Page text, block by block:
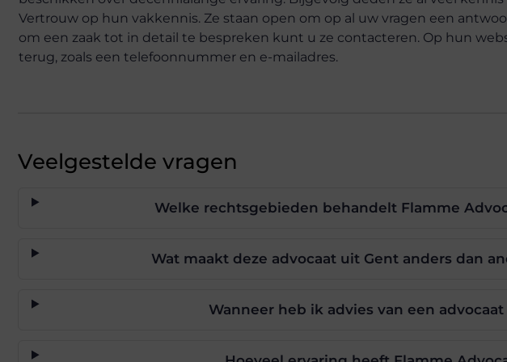
Vertrouw op hun vakkennis. Ze staan open om op al uw vragen een
om een zaak tot in detail te bespreken kunt u ze contacteren. Op hun
terug, zoals een telefoonnummer en e-mailadres.
Veelgestelde vragen
Welke rechtsgebieden behandelt Flamme
Wat maakt deze advocaat uit Gent anders dan
Wanneer heb ik advies van een